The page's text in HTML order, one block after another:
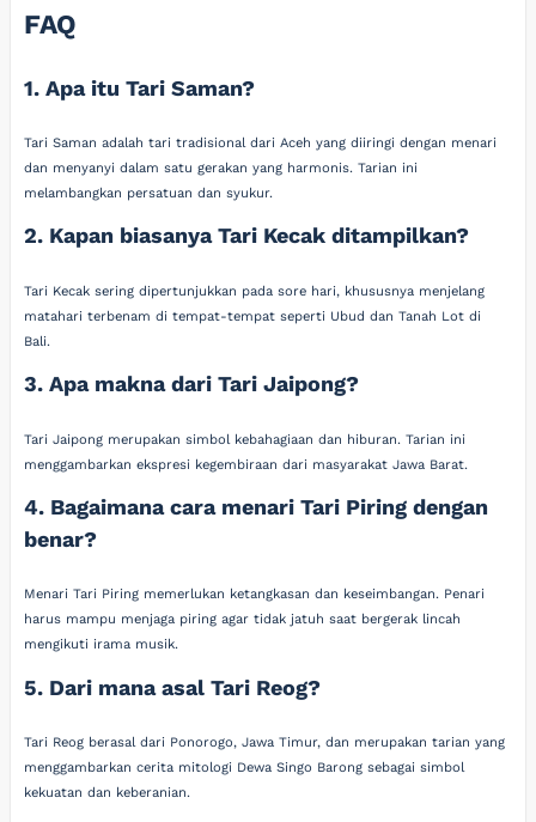
FAQ
1. Apa itu Tari Saman?
Tari Saman adalah tari tradisional dari Aceh yang diiringi dengan menari
dan menyanyi dalam satu gerakan yang harmonis. Tarian ini
melambangkan persatuan dan syukur.
2. Kapan biasanya Tari Kecak ditampilkan?
Tari Kecak sering dipertunjukkan pada sore hari, khususnya menjelang
matahari terbenam di tempat-tempat seperti Ubud dan Tanah Lot di
Bali.
3. Apa makna dari Tari Jaipong?
Tari Jaipong merupakan simbol kebahagiaan dan hiburan. Tarian ini
menggambarkan ekspresi kegembiraan dari masyarakat Jawa Barat.
4. Bagaimana cara menari Tari Piring dengan
benar?
Menari Tari Piring memerlukan ketangkasan dan keseimbangan. Penari
harus mampu menjaga piring agar tidak jatuh saat bergerak lincah
mengikuti irama musik.
5. Dari mana asal Tari Reog?
Tari Reog berasal dari Ponorogo, Jawa Timur, dan merupakan tarian yang
menggambarkan cerita mitologi Dewa Singo Barong sebagai simbol
kekuatan dan keberanian.